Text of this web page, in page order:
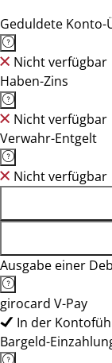
Geduldete Konto-
Nicht verfügbar
Haben-Zins
Nicht verfügbar
Verwahr-Entgelt
Nicht verfügbar
Ausgabe einer
girocard V-Pay
In der
Bargeld-